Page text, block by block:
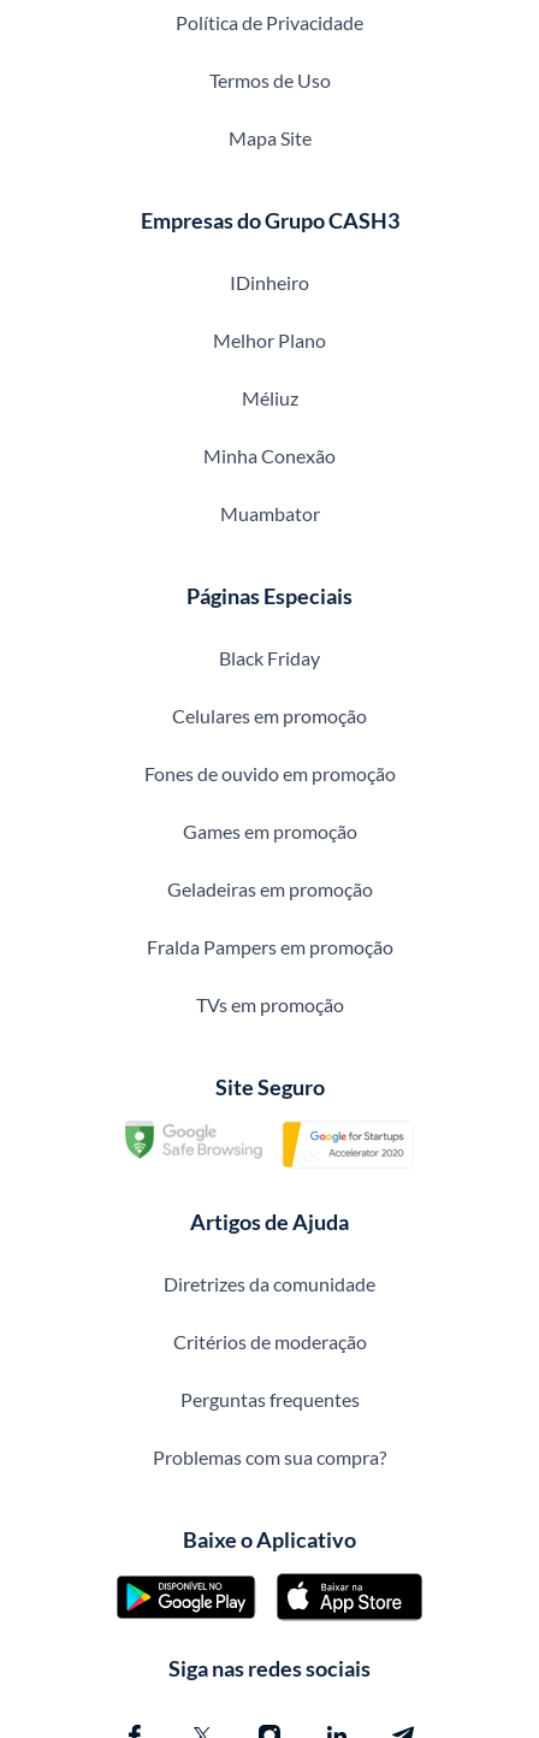
Política de Privacidade
Termos de Uso
Mapa Site
Empresas do Grupo CASH3
IDinheiro
Melhor Plano
Méliuz
Minha Conexão
Muambator
Páginas Especiais
Black Friday
Celulares em promoção
Fones de ouvido em promoção
Games em promoção
Geladeiras em promoção
Fralda Pampers em promoção
TVs em promoção
Site Seguro
Artigos de Ajuda
Diretrizes da comunidade
Critérios de moderação
Perguntas frequentes
Problemas com sua compra?
Baixe o Aplicativo
Siga nas redes sociais